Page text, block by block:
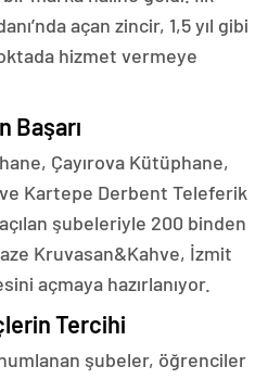
açan zincir, 1,5 yıl gibi
hizmet vermeye
Başarı
Çayırova Kütüphane,
Kartepe Derbent Teleferik
şubeleriyle 200 binden
Kruvasan&Kahve, İzmit
açmaya hazırlanıyor.
Tercihi
şubeler, öğrenciler